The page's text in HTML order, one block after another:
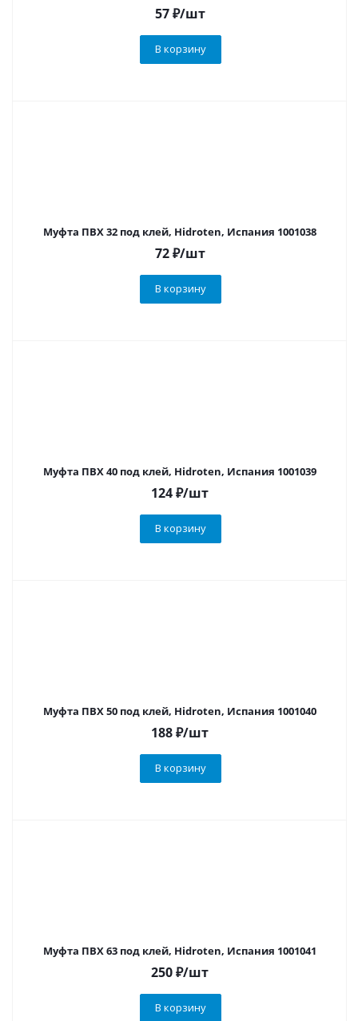
57₽/шт
В корзину
Муфта ПВХ 32 под клей, Hidroten, Испания 1001038
72₽/шт
В корзину
Муфта ПВХ 40 под клей, Hidroten, Испания 1001039
124₽/шт
В корзину
Муфта ПВХ 50 под клей, Hidroten, Испания 1001040
188₽/шт
В корзину
Муфта ПВХ 63 под клей, Hidroten, Испания 1001041
250₽/шт
В корзину